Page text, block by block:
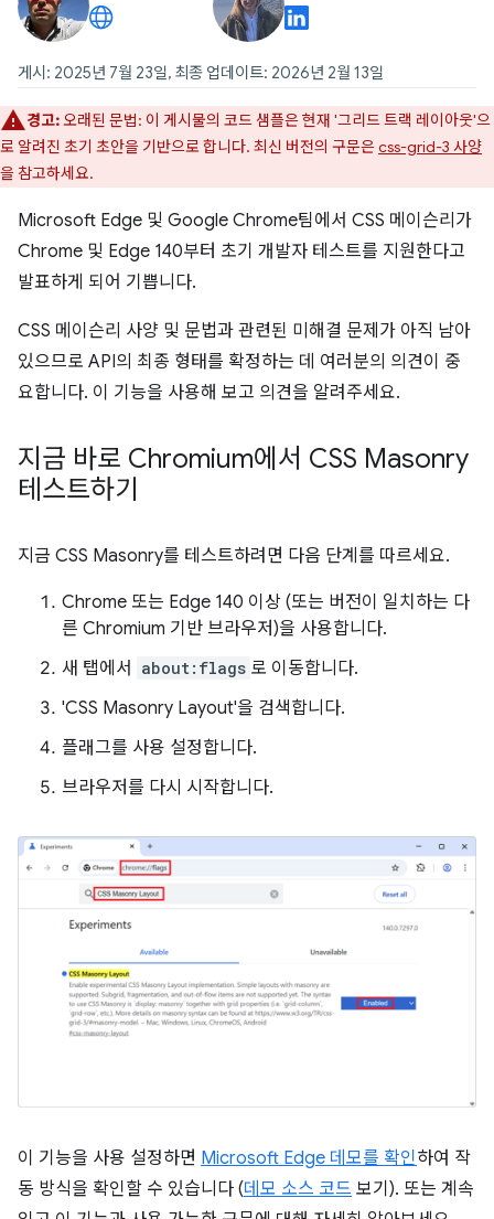
게시: 2025년 7월 23일, 최종 업데이트: 2026년 2월 13일
경고:오래된 문법: 이 게시물의 코드 샘플은 현재 '그리드 트랙 레이아웃'으
로 알려진 초기 초안을 기반으로 합니다. 최신 버전의 구문은css-grid-3 사양
을 참고하세요.
Microsoft Edge 및 Google Chrome팀에서 CSS 메이슨리가
Chrome 및 Edge 140부터 초기 개발자 테스트를 지원한다고
발표하게 되어 기쁩니다.
CSS 메이슨리 사양 및 문법과 관련된 미해결 문제가 아직 남아
있으므로 API의 최종 형태를 확정하는 데 여러분의 의견이 중
요합니다. 이 기능을 사용해 보고 의견을 알려주세요.
지금 바로 Chromium에서 CSS Masonry
테스트하기
지금 CSS Masonry를 테스트하려면 다음 단계를 따르세요.
Chrome 또는 Edge 140 이상 (또는 버전이 일치하는 다
른 Chromium 기반 브라우저)을 사용합니다.
새 탭에서
about:flags 로 이동합니다.
'CSS Masonry Layout'을 검색합니다.
플래그를 사용 설정합니다.
브라우저를 다시 시작합니다.
이 기능을 사용 설정하면 Microsoft Edge 데모를 확인하여 작
동 방식을 확인할 수 있습니다 (데모 소스 코드 보기). 또는 계속